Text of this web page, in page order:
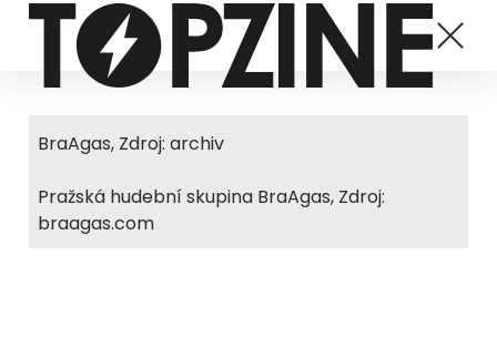
BraAgas, Zdroj: archiv
Pražská hudební skupina BraAgas, Zdroj:
braagas.com